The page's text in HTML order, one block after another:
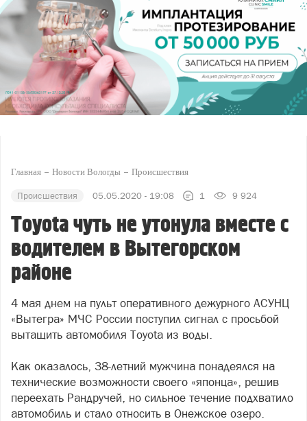
Главная Новости Вологды Происшествия
Происшествия 05.05.2020 - 19:08 1 9 924
Toyota чуть не утонула вместе с
водителем в Вытегорском
районе
4 мая днем на пульт оперативного дежурного АСУНЦ
«Вытегра» МЧС России поступил сигнал с просьбой
вытащить автомобиля Toyota из воды.
Как оказалось, 38-летний мужчина понадеялся на
технические возможности своего «японца», решив
переехать Рандручей, но сильное течение подхватило
автомобиль и стало относить в Онежское озеро.